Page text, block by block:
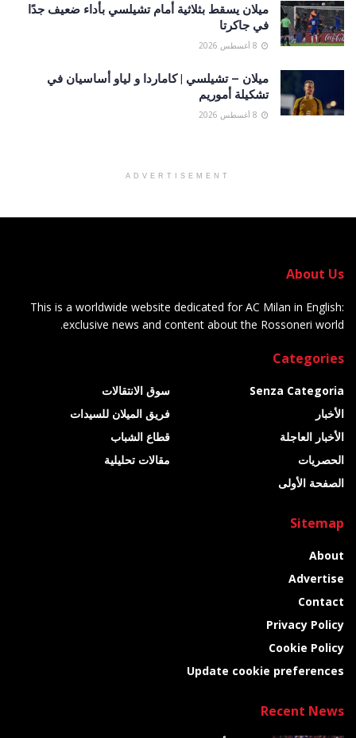
ميلان يسقط بثلاثية أمام تشيلسي بأداء ضعيف جدًا
في جاكرتا
ميلان – تشيلسي | كاماردا و لياو أساسيان في
تشكيلة أموريم
ADVERTISEMENT
About Us
This is a worldwide website dedicated for AC Milan in English:
exclusive news and content about the Rossoneri world.
Categories
Senza Categoria
الأخبار
الأخبار العاجلة
الحصريات
الصفحة الأولى
سوق الانتقالات
فريق الميلان للسيدات
قطاع الشباب
مقالات تحليلية
Sitemap
About
Advertise
Contact
Privacy Policy
Cookie Policy
Update cookie preferences
Recent News